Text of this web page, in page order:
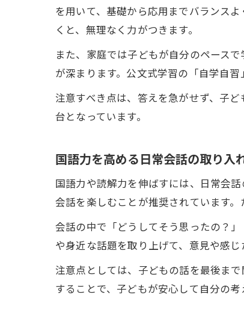
を用いて、基礎から応用までバランス
くと、無理なく力がつきます。
また、家庭では子どもが自分のペース
が深まります。公文式学習の「自学自
注意すべき点は、答えを急がせず、子
台となっています。
国語力を高める日常会話の取り入
国語力や読解力を伸ばすには、日常会
会話を楽しむことが推奨されています
会話の中で「どうしてそう思ったの？
や身近な話題を取り上げて、意見や感じ
注意点としては、子どもの話を最後ま
することで、子どもが安心して自分の